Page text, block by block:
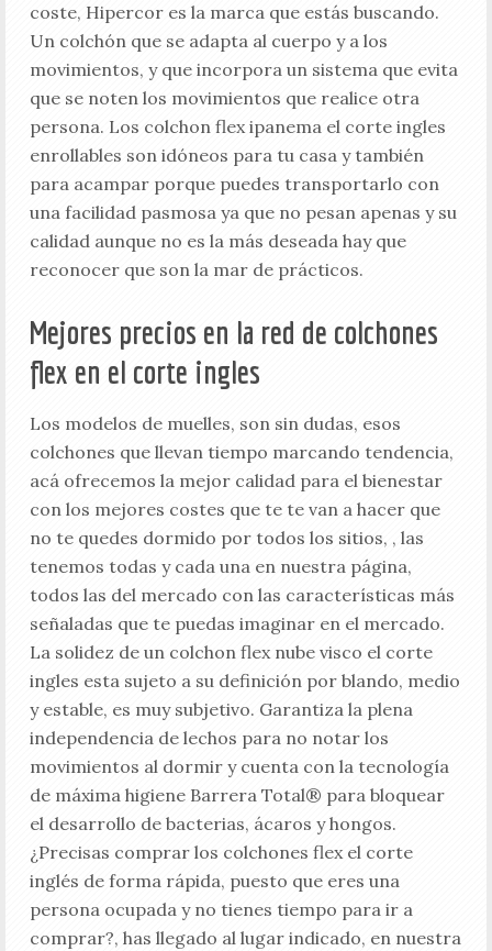
coste, Hipercor es la marca que estás buscando.
Un colchón que se adapta al cuerpo y a los
movimientos, y que incorpora un sistema que evita
que se noten los movimientos que realice otra
persona. Los colchon flex ipanema el corte ingles
enrollables son idóneos para tu casa y también
para acampar porque puedes transportarlo con
una facilidad pasmosa ya que no pesan apenas y su
calidad aunque no es la más deseada hay que
reconocer que son la mar de prácticos.
Mejores precios en la red de colchones
flex en el corte ingles
Los modelos de muelles, son sin dudas, esos
colchones que llevan tiempo marcando tendencia,
acá ofrecemos la mejor calidad para el bienestar
con los mejores costes que te te van a hacer que
no te quedes dormido por todos los sitios, , las
tenemos todas y cada una en nuestra página,
todos las del mercado con las características más
señaladas que te puedas imaginar en el mercado.
La solidez de un colchon flex nube visco el corte
ingles esta sujeto a su definición por blando, medio
y estable, es muy subjetivo. Garantiza la plena
independencia de lechos para no notar los
movimientos al dormir y cuenta con la tecnología
de máxima higiene Barrera Total® para bloquear
el desarrollo de bacterias, ácaros y hongos.
¿Precisas comprar los colchones flex el corte
inglés de forma rápida, puesto que eres una
persona ocupada y no tienes tiempo para ir a
comprar?, has llegado al lugar indicado, en nuestra